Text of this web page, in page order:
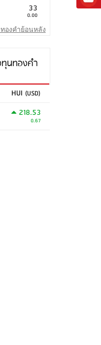
33
0.00
องคำย้อนหลัง
ทุนทองคำ
HUI (USD)
218.53
0.67